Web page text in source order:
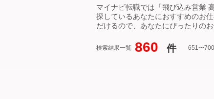
マイナビ転職では「飛び込み営業
探しているあなたにおすすめのお
だけるので、あなたにぴったりの
検索結果一覧 860 件 651〜